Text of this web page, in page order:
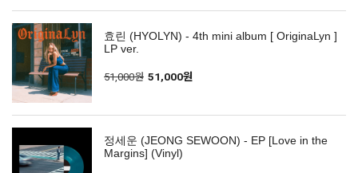
효린 (HYOLYN) - 4th mini album [ OriginaLyn ]
LP ver.
51,000원 51,000원
정세운 (JEONG SEWOON) - EP [Love in the
Margins] (Vinyl)